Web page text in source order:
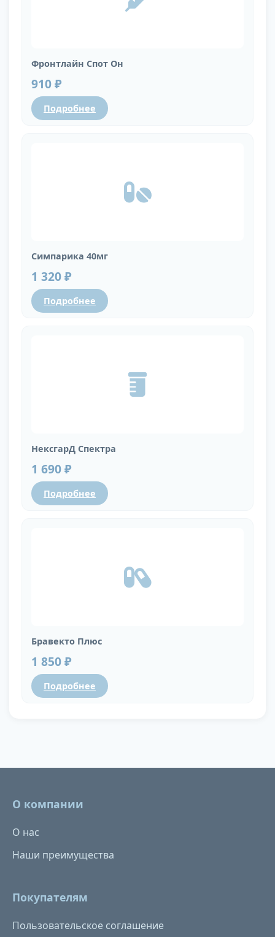
Фронтлайн Спот Он
910 ₽
Подробнее
Симпарика 40мг
1 320 ₽
Подробнее
НексгарД Спектра
1 690 ₽
Подробнее
Бравекто Плюс
1 850 ₽
Подробнее
О компании
О нас
Наши преимущества
Покупателям
Пользовательское соглашение